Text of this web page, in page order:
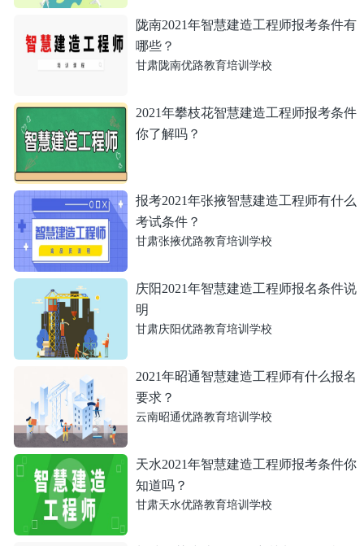
陇南2021年智慧建造工程师报考条件有
哪些？
甘肃陇南优路教育培训学校
2021年攀枝花智慧建造工程师报考条件
你了解吗？
报考2021年张掖智慧建造工程师有什么
考试条件？
甘肃张掖优路教育培训学校
庆阳2021年智慧建造工程师报名条件说
明
甘肃庆阳优路教育培训学校
2021年昭通智慧建造工程师有什么报名
要求？
云南昭通优路教育培训学校
天水2021年智慧建造工程师报考条件你
知道吗？
甘肃天水优路教育培训学校